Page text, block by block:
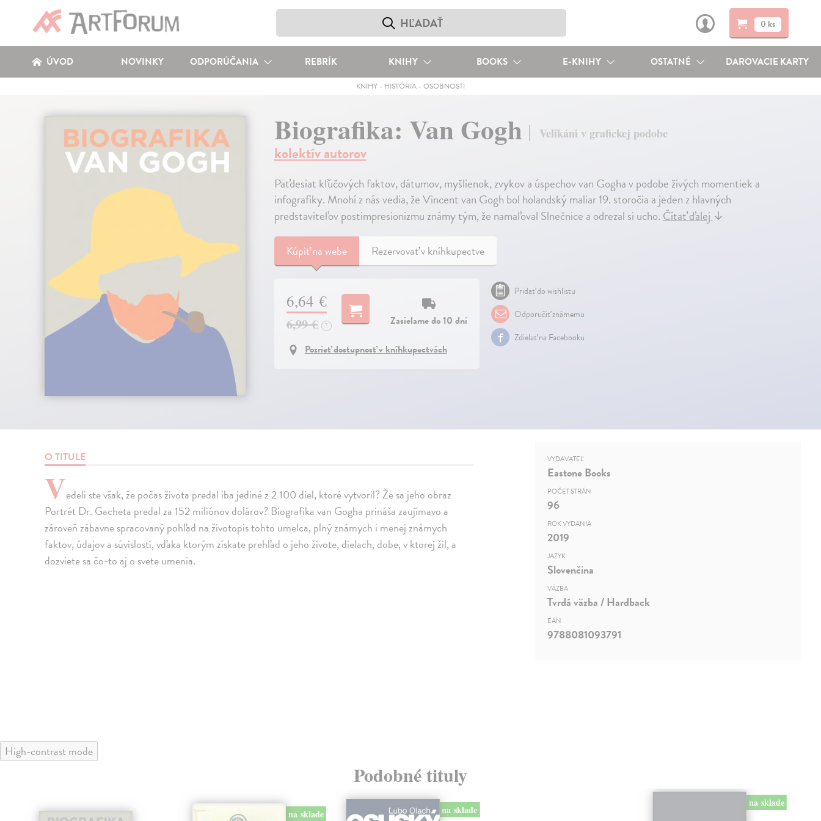
0 ks
ÚVOD NOVINKY ODPORÚČANIA REBRÍK KNIHY BOOKS E-KNIHY OSTATNÉ DAROVACIE KARTY
KNIHY- HISTÓRIA- OSOBNOSTI
Biografika: Van Gogh Velikáni v grafickej podobe
kolektív autorov
Päťdesiat kľúčových faktov, dátumov, myšlienok, zvykov a úspechov van Gogha v podobe živých momentiek a
infografiky. Mnohí z nás vedia, že Vincent van Gogh bol holandský maliar 19. storočia a jeden z hlavných
predstaviteľov postimpresionizmu známy tým, že namaľoval Slnečnice a odrezal si ucho.Čítať ďalej↓
Kúpiťna webe Rezervovať v kníhkupectve
6,64 €
6,99 € ?
Zasielame do 10 dní
Pozrieť dostupnosť v kníhkupectvách
Pridať do wishlistu
Odporučiť známemu
Zdielať na Facebooku
O TITULE
Vedeli ste však, že počas života predal iba jediné z 2 100 diel, ktoré vytvoril? Že sa jeho obraz
Portrét Dr. Gacheta predal za 152 miliónov dolárov? Biografika van Gogha prináša zaujímavo a
zároveň zábavne spracovaný pohľad na životopis tohto umelca, plný známych i menej známych
faktov, údajov a súvislostí, vďaka ktorým získate prehľad o jeho živote, dielach, dobe, v ktorej žil, a
dozviete sa čo-to aj o svete umenia.
VYDAVATEĽ
Eastone Books
POČET STRÁN
96
ROK VYDANIA
2019
JAZYK
Slovenčina
VÄZBA
Tvrdá väzba / Hardback
EAN
9788081093791
High-contrast mode
Podobné tituly
na sklade na sklade
na sklade